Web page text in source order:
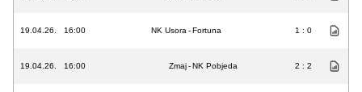
19.04.26. 16:00 NK Usora -Fortuna 1 : 0
19.04.26. 16:00 Zmaj-NK Pobjeda 2 : 2